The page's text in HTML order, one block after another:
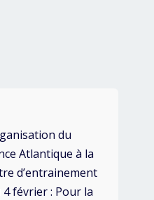
du
Atlantique à la
d’entrainement
4 février : Pour la